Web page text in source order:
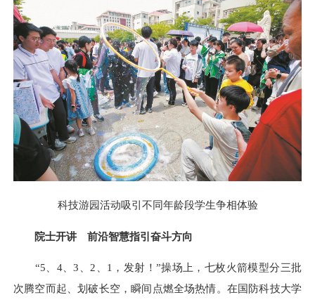
科技游园活动吸引不同年龄段学生争相体验
院士开讲 前沿智慧指引奋斗方向
“5、4、3、2、1，发射！”操场上，七枚火箭模型分三批
次腾空而起、划破长空，瞬间点燃全场热情。在国防科技大学